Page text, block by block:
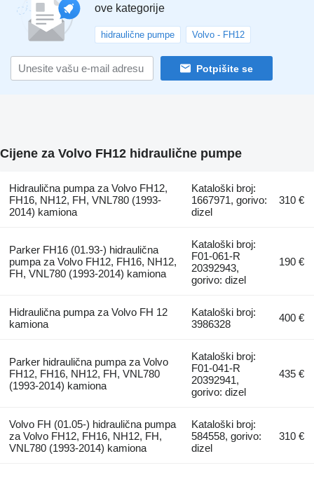
ove kategorije
hidraulične pumpe Volvo - FH12
Potpišite se
Cijene za Volvo FH12 hidraulične pumpe
Hidraulična pumpa za Volvo FH12,
FH16, NH12, FH, VNL780 (1993-
2014) kamiona
Kataloški broj:
1667971, gorivo:
dizel
310 €
Parker FH16 (01.93-) hidraulična
pumpa za Volvo FH12, FH16, NH12,
FH, VNL780 (1993-2014) kamiona
Kataloški broj:
F01-061-R
20392943,
gorivo: dizel
190 €
Hidraulična pumpa za Volvo FH 12
kamiona
Kataloški broj:
3986328
400 €
Parker hidraulična pumpa za Volvo
FH12, FH16, NH12, FH, VNL780
(1993-2014) kamiona
Kataloški broj:
F01-041-R
20392941,
gorivo: dizel
435 €
Volvo FH (01.05-) hidraulična pumpa
za Volvo FH12, FH16, NH12, FH,
VNL780 (1993-2014) kamiona
Kataloški broj:
584558, gorivo:
dizel
310 €